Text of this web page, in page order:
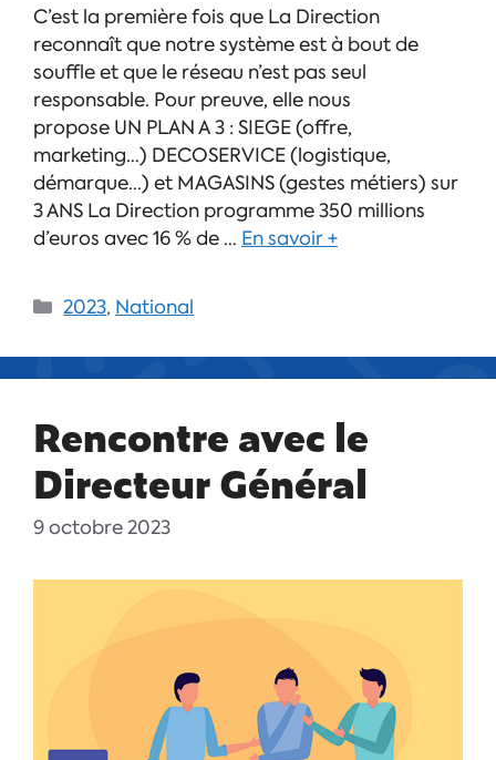
C’est la première fois que La Direction
reconnaît que notre système est à bout de
souffle et que le réseau n’est pas seul
responsable. Pour preuve, elle nous
propose UN PLAN A 3 : SIEGE (offre,
marketing…) DECOSERVICE (logistique,
démarque…) et MAGASINS (gestes métiers) sur
3 ANS La Direction programme 350 millions
d’euros avec 16 % de … En savoir +
2023, National
Rencontre avec le
Directeur Général
9 octobre 2023